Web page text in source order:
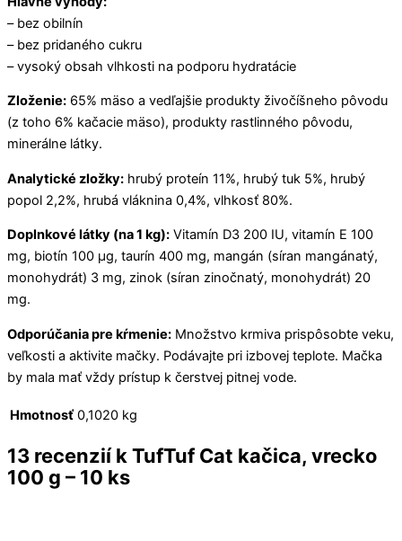
– bez obilnín
– bez pridaného cukru
– vysoký obsah vlhkosti na podporu hydratácie
Zloženie: 65% mäso a vedľajšie produkty živočíšneho pôvodu
(z toho 6% kačacie mäso), produkty rastlinného pôvodu,
minerálne látky.
Analytické zložky: hrubý proteín 11%, hrubý tuk 5%, hrubý
popol 2,2%, hrubá vláknina 0,4%, vlhkosť 80%.
Doplnkové látky (na 1 kg): Vitamín D3 200 IU, vitamín E 100
mg, biotín 100 µg, taurín 400 mg, mangán (síran mangánatý,
monohydrát) 3 mg, zinok (síran zinočnatý, monohydrát) 20
mg.
Odporúčania pre kŕmenie: Množstvo krmiva prispôsobte veku,
veľkosti a aktivite mačky. Podávajte pri izbovej teplote. Mačka
by mala mať vždy prístup k čerstvej pitnej vode.
Hmotnosť 0,1020 kg
13 recenzií kTufTuf Cat kačica, vrecko
100 g – 10 ks